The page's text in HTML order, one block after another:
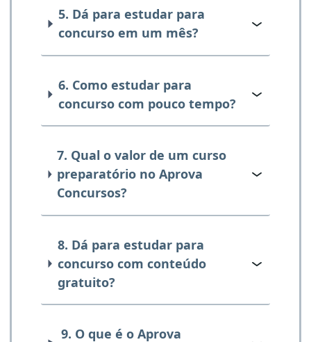
5. Dá para estudar para
concurso em um mês?
6. Como estudar para
concurso com pouco tempo?
7. Qual o valor de um curso
preparatório no Aprova
Concursos?
8. Dá para estudar para
concurso com conteúdo
gratuito?
9. O que é o Aprova